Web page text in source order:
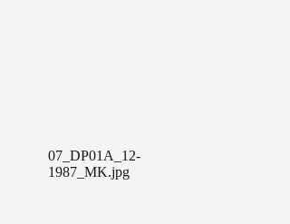
07_DP01A_12-
1987_MK.jpg